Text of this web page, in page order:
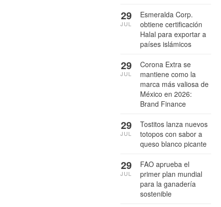
Esmeralda Corp.
obtiene certificación
Halal para exportar a
países islámicos
29
JUL
Corona Extra se
mantiene como la
marca más valiosa de
México en 2026:
Brand Finance
29
JUL
Tostitos lanza nuevos
totopos con sabor a
queso blanco picante
29
JUL
FAO aprueba el
primer plan mundial
para la ganadería
sostenible
29
JUL